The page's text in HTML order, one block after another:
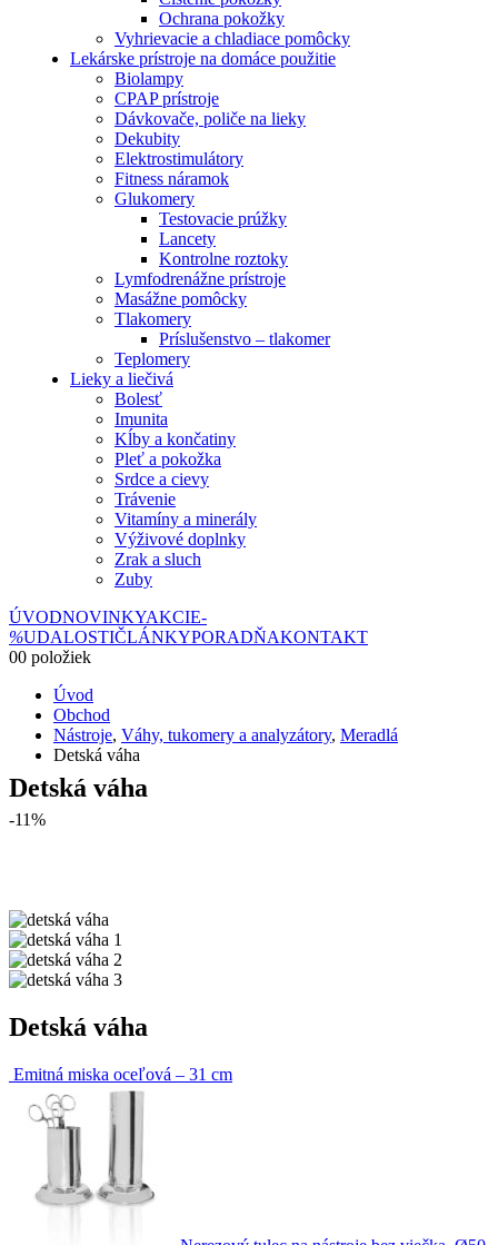
Ochrana pokožky
Vyhrievacie a chladiace pomôcky
Lekárske prístroje na domáce použitie
Biolampy
CPAP prístroje
Dávkovače, poliče na lieky
Dekubity
Elektrostimulátory
Fitness náramok
Glukomery
Testovacie prúžky
Lancety
Kontrolne roztoky
Lymfodrenážne prístroje
Masážne pomôcky
Tlakomery
Príslušenstvo – tlakomer
Teplomery
Lieky a liečivá
Bolesť
Imunita
Kĺby a končatiny
Pleť a pokožka
Srdce a cievy
Trávenie
Vitamíny a minerály
Výživové doplnky
Zrak a sluch
Zuby
ÚVODNOVINKYAKCIE-
%UDALOSTIČLÁNKYPORADŇAKONTAKT
00 položiek
Úvod
Obchod
Nástroje, Váhy, tukomery a analyzátory, Meradlá
Detská váha
Detská váha
-11%
Detská váha
Emitná miska oceľová – 31 cm